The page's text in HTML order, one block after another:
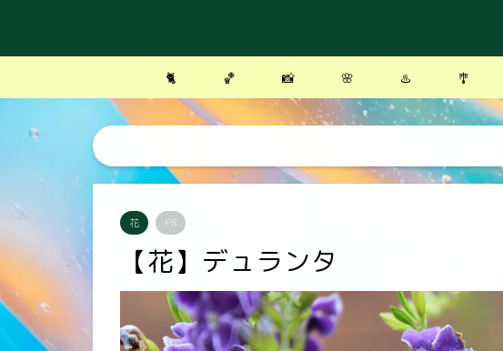
🐈 🏀 📸 🌸 ♨️ 🎐
花 PR
【花】デュランタ